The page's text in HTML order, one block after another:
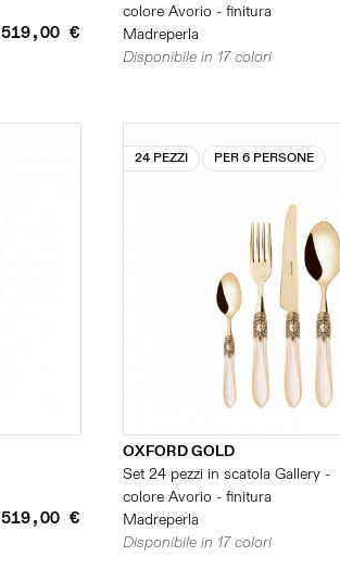
519,00 €
colore Avorio - finitura
Madreperla
Disponibile in 17 colori
519,00 €
24 PEZZI PER 6 PERSONE
OXFORD GOLD
Set 24 pezzi in scatola Gallery -
colore Avorio - finitura
Madreperla
Disponibile in 17 colori